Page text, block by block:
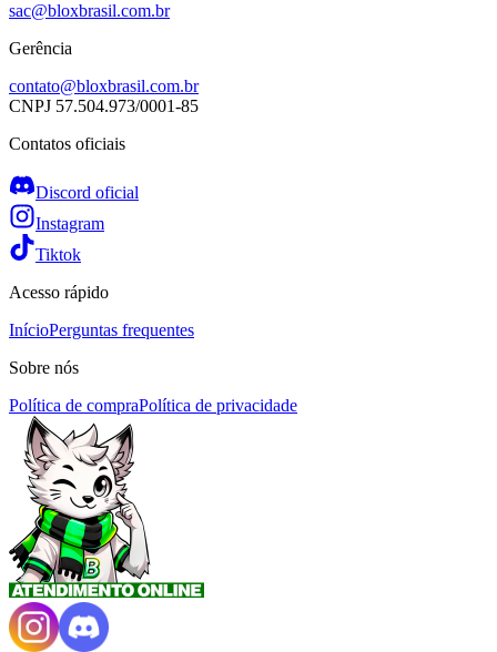
sac@bloxbrasil.com.br
Gerência
contato@bloxbrasil.com.br
CNPJ 57.504.973/0001-85
Contatos oficiais
Discord oficial
Instagram
Tiktok
Acesso rápido
InícioPerguntas frequentes
Sobre nós
Política de compraPolítica de privacidade